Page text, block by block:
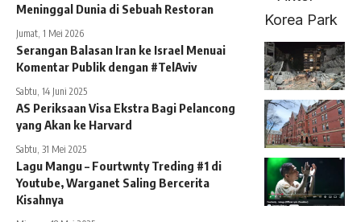
Meninggal Dunia di Sebuah Restoran
Jumat, 1 Mei 2026
Serangan Balasan Iran ke Israel Menuai
Komentar Publik dengan #TelAviv
Sabtu, 14 Juni 2025
AS Periksaan Visa Ekstra Bagi Pelancong
yang Akan ke Harvard
Sabtu, 31 Mei 2025
Lagu Mangu – Fourtwnty Treding #1 di
Youtube, Warganet Saling Bercerita
Kisahnya